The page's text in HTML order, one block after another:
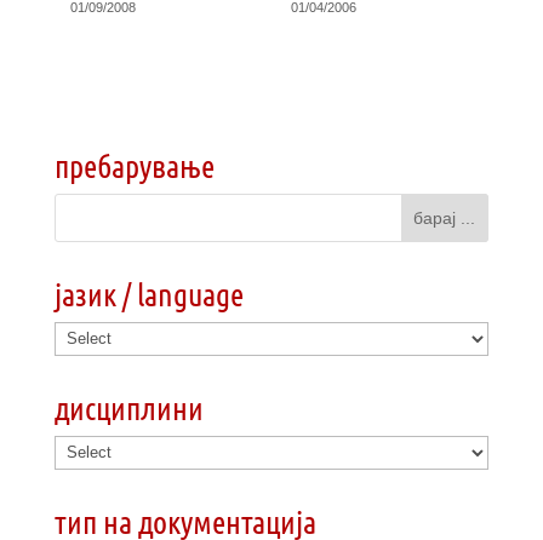
01/09/2008 01/04/2006
пребарување
јазик / language
дисциплини
тип на документација